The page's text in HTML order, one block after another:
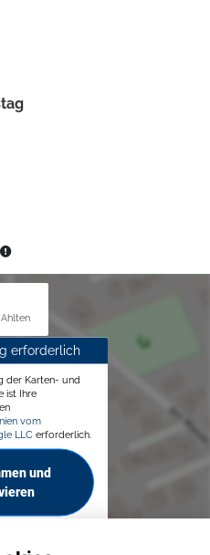
erforderlich
der Karten- und
ist Ihre
vom
LLC erforderlich.
und